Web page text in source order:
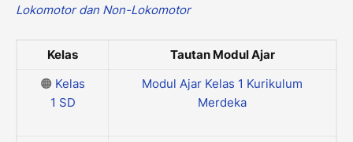
Lokomotor dan Non-Lokomotor
Kelas
Tautan Modul Ajar
🟠 Kelas
1 SD
Modul Ajar Kelas 1 Kurikulum
Merdeka